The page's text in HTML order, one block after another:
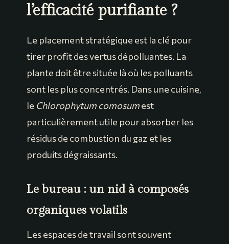
l’efficacité purifiante ?
Le placement stratégique est la clé pour
tirer profit des vertus dépolluantes. La
plante doit être située là où les polluants
sont les plus concentrés. Dans une cuisine,
le Chlorophytum comosumest
particulièrement utile pour absorber les
résidus de combustion du gaz et les
produits dégraissants.
Le bureau : un nid à composés
organiques volatils
Les espaces de travail sont souvent